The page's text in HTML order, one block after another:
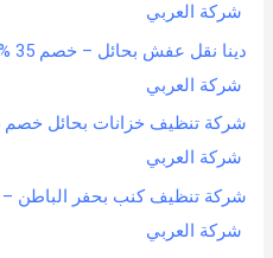
شركة العربي
شركة العربي
شركة العربي
شركة العربي